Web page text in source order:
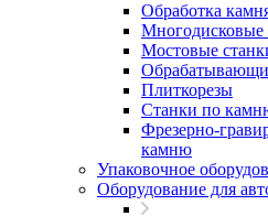
Обработка
Многодисковые
Мостовые
Плиткорезы
Станки по
Фрезерно-
камню
Упаковочное
Оборудование для